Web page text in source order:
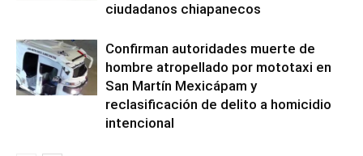
ciudadanos chiapanecos
Confirman autoridades muerte de
hombre atropellado por mototaxi en
San Martín Mexicápam y
reclasificación de delito a homicidio
intencional